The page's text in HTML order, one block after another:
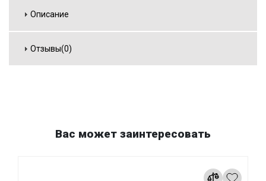
Описание
Отзывы(0)
Вас может заинтересовать